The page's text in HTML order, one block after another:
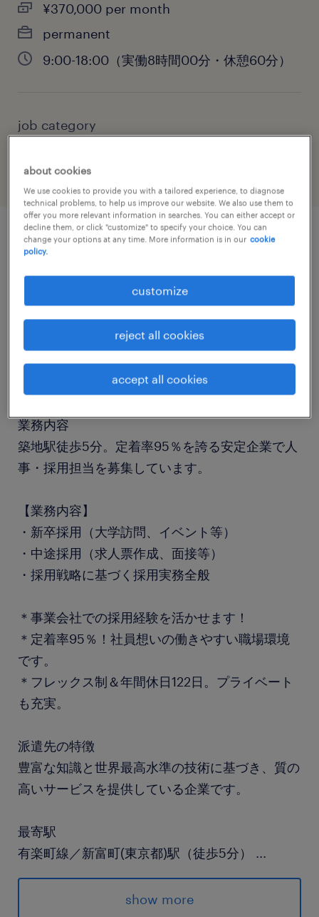
¥370,000 per month
permanent
9:00-18:00（実働8時間00分・休憩60分）
job category
job details
人事・総務
勤務期間
長期（3ヶ月以上）
業務内容
築地駅徒歩5分。定着率95％を誇る安定企業で人
事・採用担当を募集しています。
【業務内容】
・新卒採用（大学訪問、イベント等）
・中途採用（求人票作成、面接等）
・採用戦略に基づく採用実務全般
＊事業会社での採用経験を活かせます！
＊定着率95％！社員想いの働きやすい職場環境
です。
＊フレックス制＆年間休日122日。プライベート
も充実。
派遣先の特徴
豊富な知識と世界最高水準の技術に基づき、質の
高いサービスを提供している企業です。
最寄駅
有楽町線／新富町(東京都)駅（徒歩5分） ...
日比谷線／築地駅（徒歩5分）
有楽町線、大江戸線／月島駅（徒歩5分）
show more
about cookies
We use cookies to provide you with a tailored experience, to diagnose
technical problems, to help us improve our website. We also use them to
offer you more relevant information in searches. You can either accept or
decline them, or click "customize" to specify your choice. You can
change your options at any time. More information is in our cookie
policy.
customize
reject all cookies
accept all cookies